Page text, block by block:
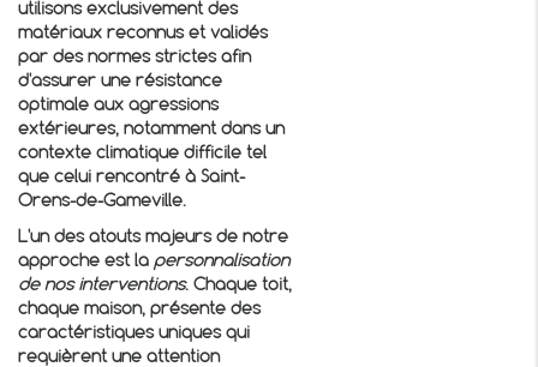
utilisons exclusivement des
matériaux reconnus et validés
par des normes strictes afin
d'assurer une résistance
optimale aux agressions
extérieures, notamment dans un
contexte climatique difficile tel
que celui rencontré à Saint-
Orens-de-Gameville.
L'un des atouts majeurs de notre
approche est la personnalisation
de nos interventions. Chaque toit,
chaque maison, présente des
caractéristiques uniques qui
requièrent une attention